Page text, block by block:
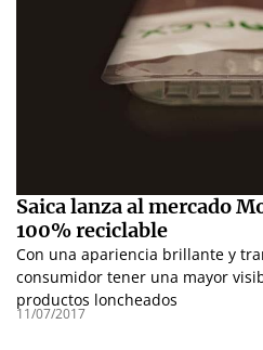
Saica lanza al mercado
100% reciclable
Con una apariencia brillante y
consumidor tener una mayor
productos loncheados
11/07/2017